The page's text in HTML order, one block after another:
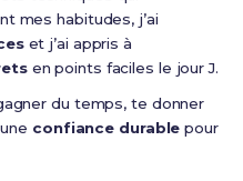
mes habitudes, j’ai
et j’ai appris à
en points faciles le jour J.
du temps, te donner
confiance durable pour